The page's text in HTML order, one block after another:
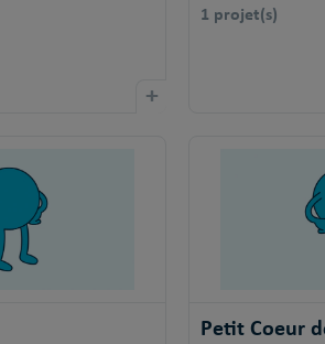
+
1 projet(s)
Petit Coeur